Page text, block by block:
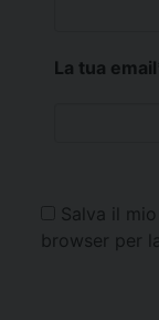
La tua email
Salva il
browser per